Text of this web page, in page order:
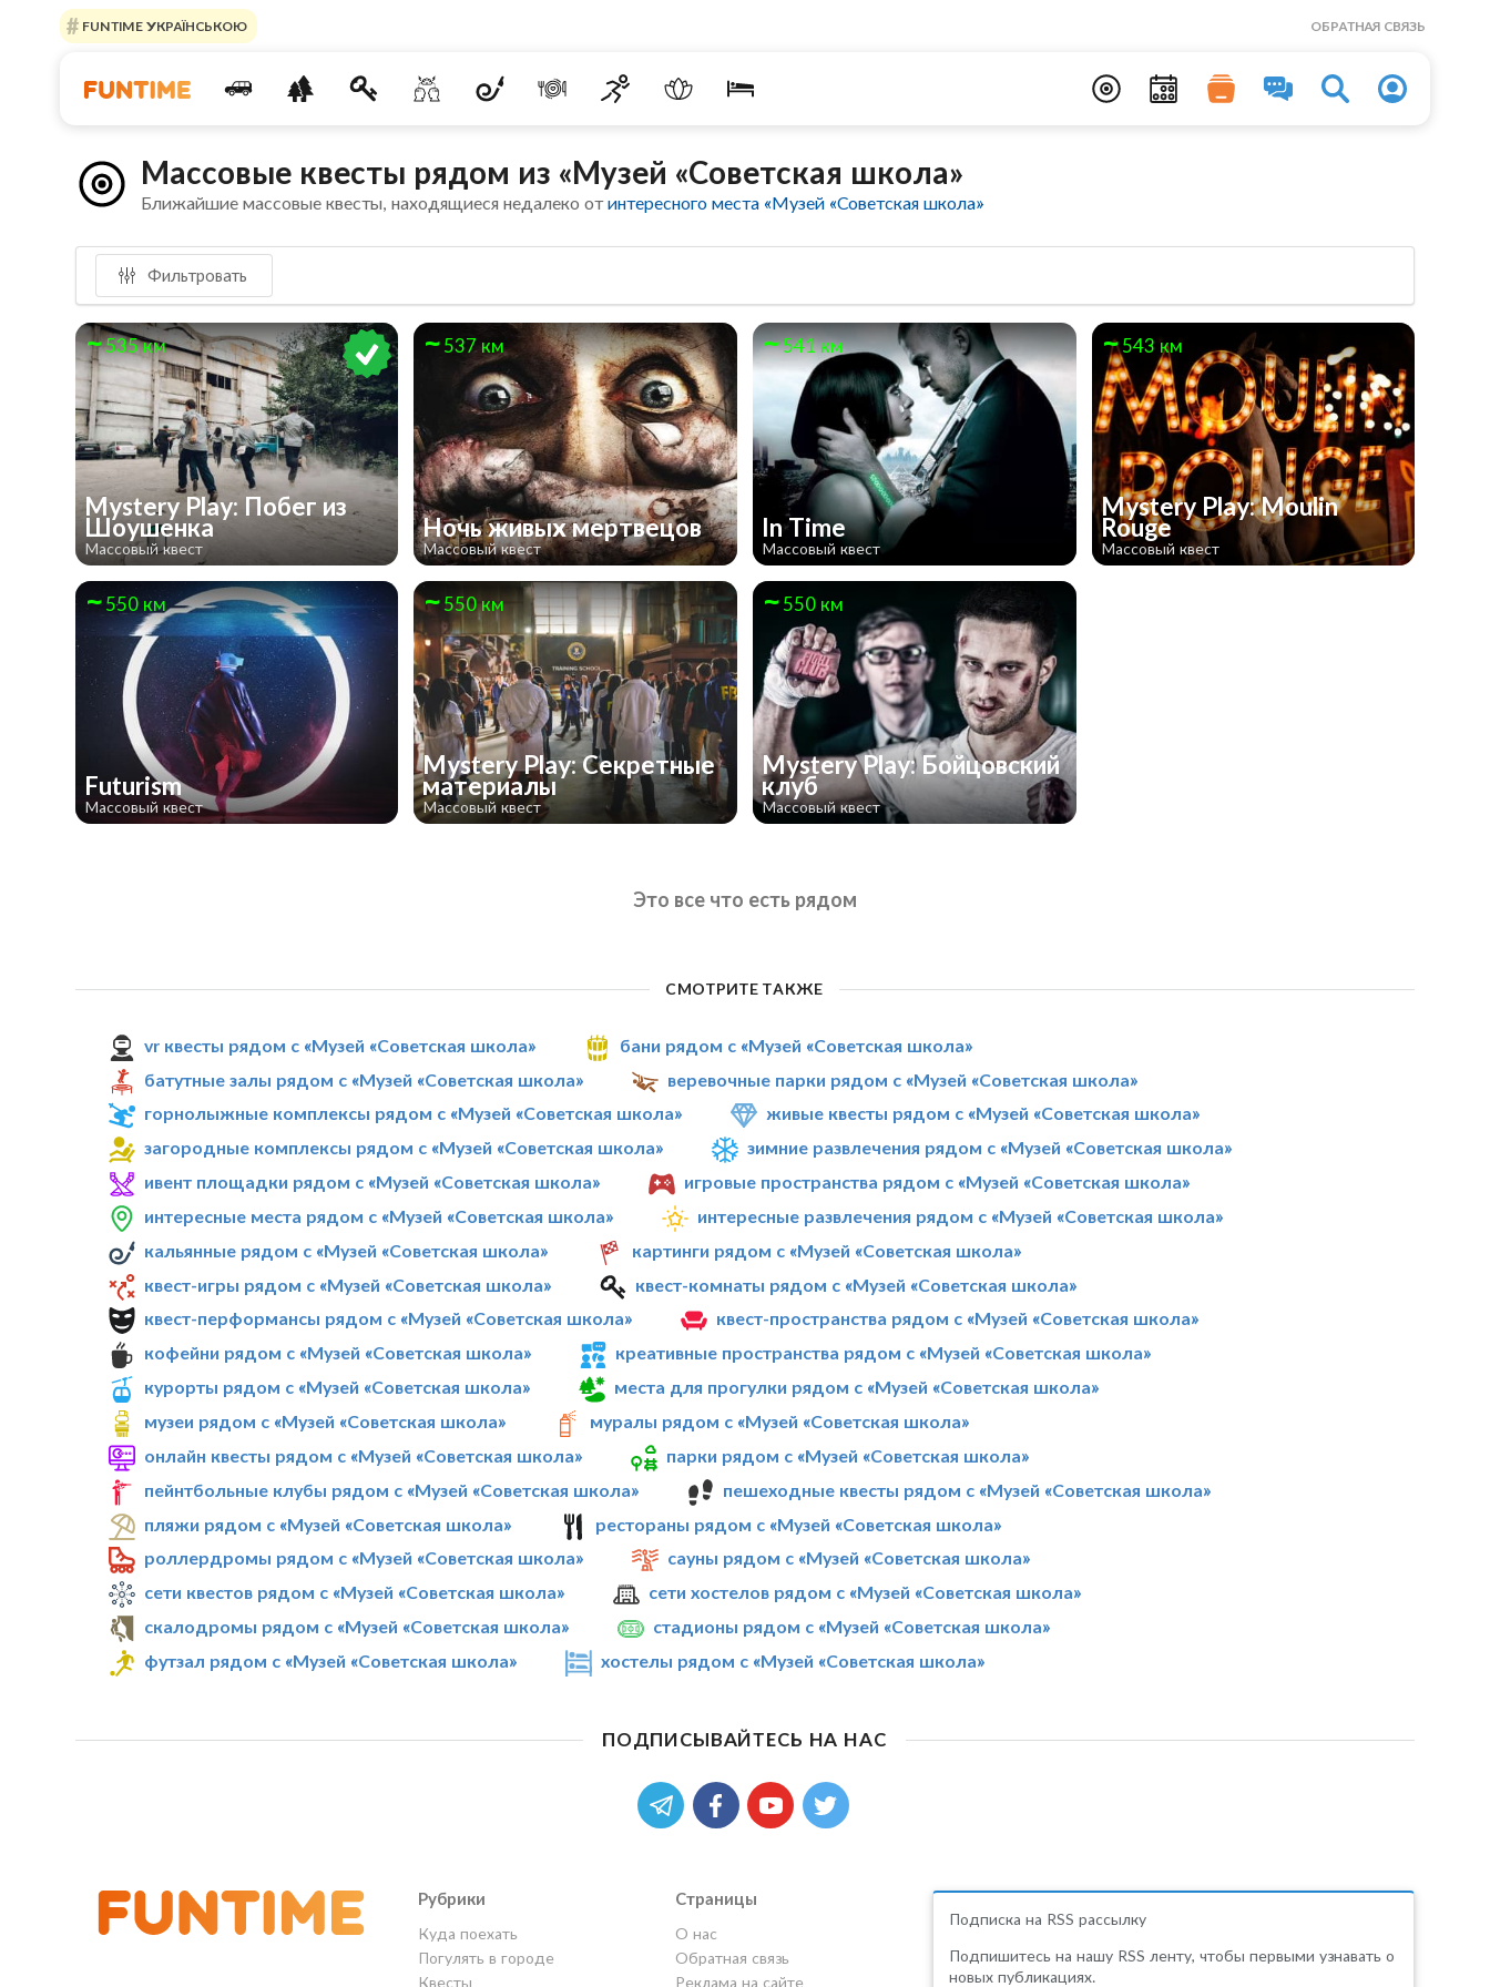
FUNTIME УКРАЇНСЬКОЮ ОБРАТНАЯ СВЯЗЬ
Массовые квесты рядом из «Музей «Советская школа»
Ближайшие массовые квесты, находящиеся недалеко отинтересного места «Музей «Советская школа»
Фильтровать
535 км
Mystery Play: Побег из
Шоушенка
Массовый квест
537 км
Ночь живых мертвецов
Массовый квест
541 км
In Time
Массовый квест
543 км
Mystery Play: Moulin
Rouge
Массовый квест
550 км
Futurism
Массовый квест
550 км
Mystery Play: Секретные
материалы
Массовый квест
550 км
Mystery Play: Бойцовский
клуб
Массовый квест
Это все что есть рядом
СМОТРИТЕ ТАКЖЕ
vr квесты рядом с «Музей «Советская школа»
бани рядом с «Музей «Советская школа»
батутные залы рядом с «Музей «Советская школа»
веревочные парки рядом с «Музей «Советская школа»
горнолыжные комплексы рядом с «Музей «Советская школа»
живые квесты рядом с «Музей «Советская школа»
загородные комплексы рядом с «Музей «Советская школа»
зимние развлечения рядом с «Музей «Советская школа»
ивент площадки рядом с «Музей «Советская школа»
игровые пространства рядом с «Музей «Советская школа»
интересные места рядом с «Музей «Советская школа»
интересные развлечения рядом с «Музей «Советская школа»
кальянные рядом с «Музей «Советская школа»
картинги рядом с «Музей «Советская школа»
квест-игры рядом с «Музей «Советская школа»
квест-комнаты рядом с «Музей «Советская школа»
квест-перформансы рядом с «Музей «Советская школа»
квест-пространства рядом с «Музей «Советская школа»
кофейни рядом с «Музей «Советская школа»
креативные пространства рядом с «Музей «Советская школа»
курорты рядом с «Музей «Советская школа»
места для прогулки рядом с «Музей «Советская школа»
музеи рядом с «Музей «Советская школа»
муралы рядом с «Музей «Советская школа»
онлайн квесты рядом с «Музей «Советская школа»
парки рядом с «Музей «Советская школа»
пейнтбольные клубы рядом с «Музей «Советская школа»
пешеходные квесты рядом с «Музей «Советская школа»
пляжи рядом с «Музей «Советская школа»
рестораны рядом с «Музей «Советская школа»
роллердромы рядом с «Музей «Советская школа»
сауны рядом с «Музей «Советская школа»
сети квестов рядом с «Музей «Советская школа»
сети хостелов рядом с «Музей «Советская школа»
скалодромы рядом с «Музей «Советская школа»
стадионы рядом с «Музей «Советская школа»
футзал рядом с «Музей «Советская школа»
хостелы рядом с «Музей «Советская школа»
ПОДПИСЫВАЙТЕСЬ НА НАС
Рубрики
Куда поехать
Погулять в городе
Квесты
Страницы
О нас
Обратная связь
Реклама на сайте
Подписка на RSS рассылку
Подпишитесь на нашу RSS ленту, чтобы первыми узнавать о
новых публикациях.